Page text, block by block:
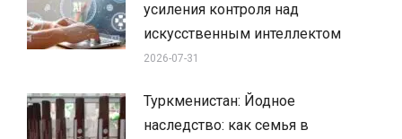
усиления контроля над
искусственным интеллектом
2026-07-31
Туркменистан: Йодное
наследство: как семья в